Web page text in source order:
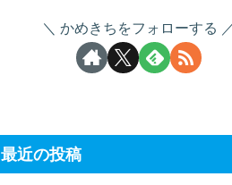
かめきちをフォローする
最近の投稿